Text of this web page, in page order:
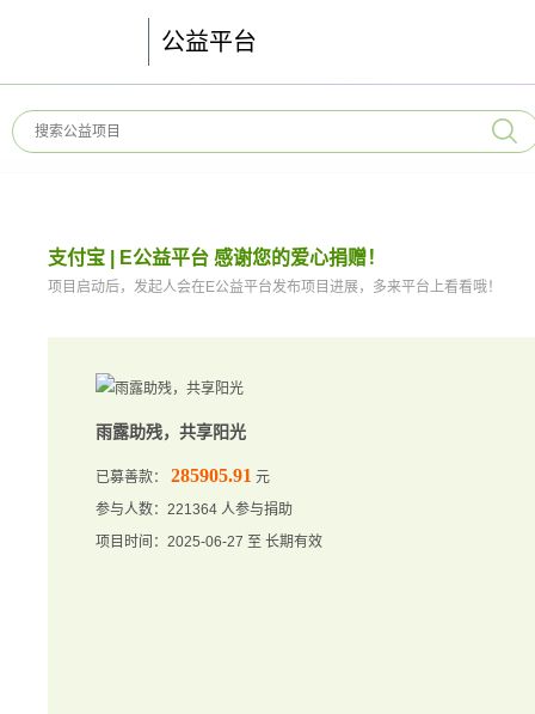
公益平台
支付宝 | E公益平台 感谢您的爱心捐赠！
项目启动后，发起人会在E公益平台发布项目进展，多来平台上看看哦！
雨露助残，共享阳光
已募善款： 285905.91 元
参与人数：221364 人参与捐助
项目时间：2025-06-27 至 长期有效